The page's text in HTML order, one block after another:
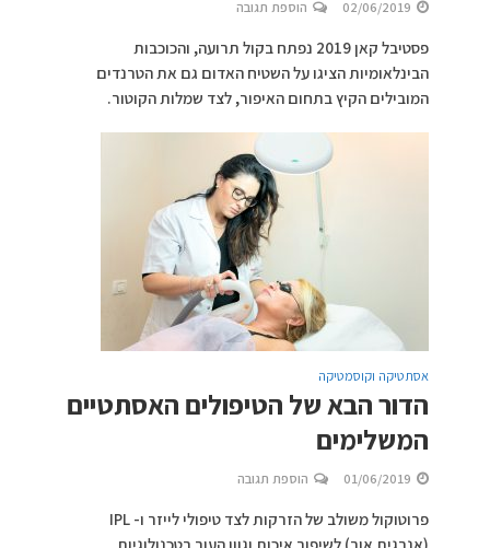
02/06/2019 הוספת תגובה
פסטיבל קאן 2019 נפתח בקול תרועה, והכוכבות
הבינלאומיות הציגו על השטיח האדום גם את הטרנדים
המובילים הקיץ בתחום האיפור, לצד שמלות הקוטור.
אסתטיקה וקוסמטיקה
הדור הבא של הטיפולים האסתטיים
המשלימים
01/06/2019 הוספת תגובה
פרוטוקול משולב של הזרקות לצד טיפולי לייזר ו- IPL